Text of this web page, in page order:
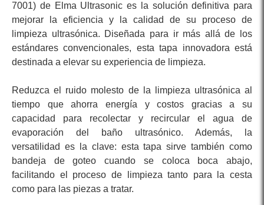
7001) de Elma Ultrasonic es la solución definitiva para
mejorar la eficiencia y la calidad de su proceso de
limpieza ultrasónica. Diseñada para ir más allá de los
estándares convencionales, esta tapa innovadora está
destinada a elevar su experiencia de limpieza.
Reduzca el ruido molesto de la limpieza ultrasónica al
tiempo que ahorra energía y costos gracias a su
capacidad para recolectar y recircular el agua de
evaporación del baño ultrasónico. Además, la
versatilidad es la clave: esta tapa sirve también como
bandeja de goteo cuando se coloca boca abajo,
facilitando el proceso de limpieza tanto para la cesta
como para las piezas a tratar.